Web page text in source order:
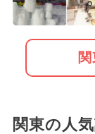
関東の人